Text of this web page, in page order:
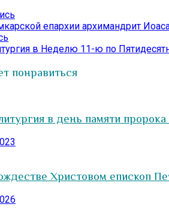
запись:епархии архимандрит
запись:в Неделю 11-ю по
понравиться
в день памяти
Христовом епископ